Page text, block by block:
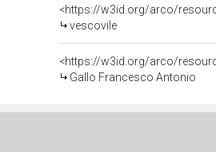
<https://w3id.org/arco/
vescovile
<https://w3id.org/arco/
Gallo Francesco Antonio